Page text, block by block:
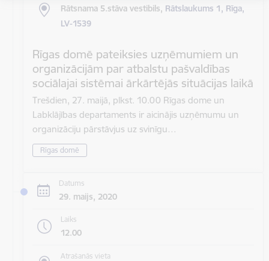
Rātsnama 5.stāva vestibils, Rātslaukums 1, Rīga,
LV-1539
Rīgas domē pateiksies uzņēmumiem un
organizācijām par atbalstu pašvaldības
sociālajai sistēmai ārkārtējās situācijas laikā
Trešdien, 27. maijā, plkst. 10.00 Rīgas dome un
Labklājības departaments ir aicinājis uzņēmumu un
organizāciju pārstāvjus uz svinīgu…
Rīgas domē
Datums
29. maijs, 2020
Laiks
12.00
Atrašanās vieta